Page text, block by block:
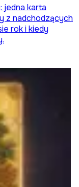
jedna karta
z nadchodzących
rok i kiedy